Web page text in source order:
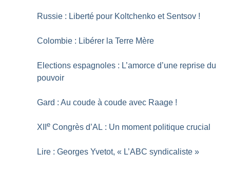
Russie : Liberté pour Koltchenko et Sentsov !
Colombie : Libérer la Terre Mère
Elections espagnoles : L’amorce d’une reprise du
pouvoir
Gard : Au coude à coude avec Raage !
XIIe Congrès d’AL : Un moment politique crucial
Lire : Georges Yvetot, « L’ABC syndicaliste »